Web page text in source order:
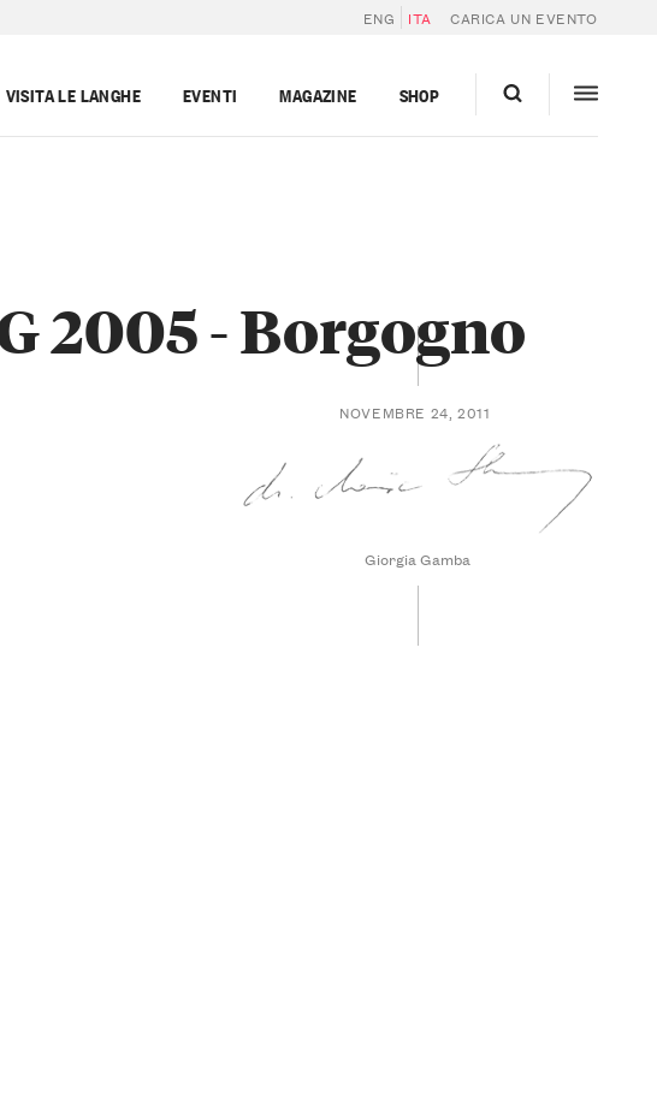
ENG ITA CARICA UN EVENTO
VISITA LE LANGHE EVENTI MAGAZINE SHOP
2005 - Borgogno
NOVEMBRE 24, 2011
Giorgia Gamba